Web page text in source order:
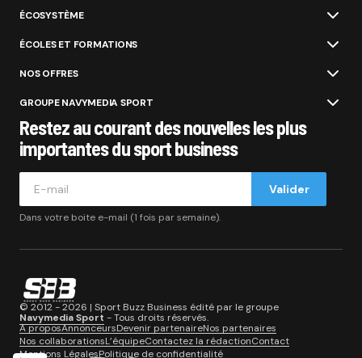
ÉCOSYSTÈME
ÉCOLES ET FORMATIONS
NOS OFFRES
GROUPE NAVYMEDIA SPORT
Restez au courant des nouvelles les plus
importantes du sport business
Valider
Dans votre boite e-mail (1 fois par semaine).
© 2012 - 2026 | Sport Buzz Business édité par le groupe
Navymedia Sport - Tous droits réservés.
A proposAnnonceursDevenir partenaireNos partenaires
Nos collaborationsL’équipeContactez la rédactionContact
Mentions LégalesPolitique de confidentialité